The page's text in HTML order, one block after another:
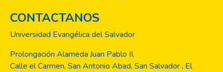
CONTACTANOS
Universidad Evangélica del Salvador
Prolongación Alameda Juan Pablo II,
Calle el Carmen, San Antonio Abad, San Salvador , El